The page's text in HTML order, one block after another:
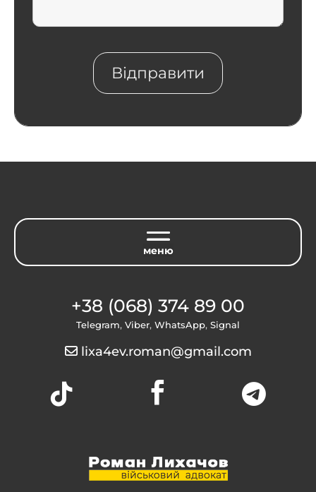
+38 (068) 374 89 00
Telegram, Viber, WhatsApp, Signal
lixa4ev.roman@gmail.com
  